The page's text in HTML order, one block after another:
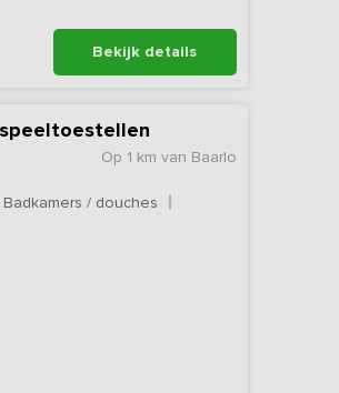
Bekijk details
Op 1 km van Baarlo
Badkamers / douches